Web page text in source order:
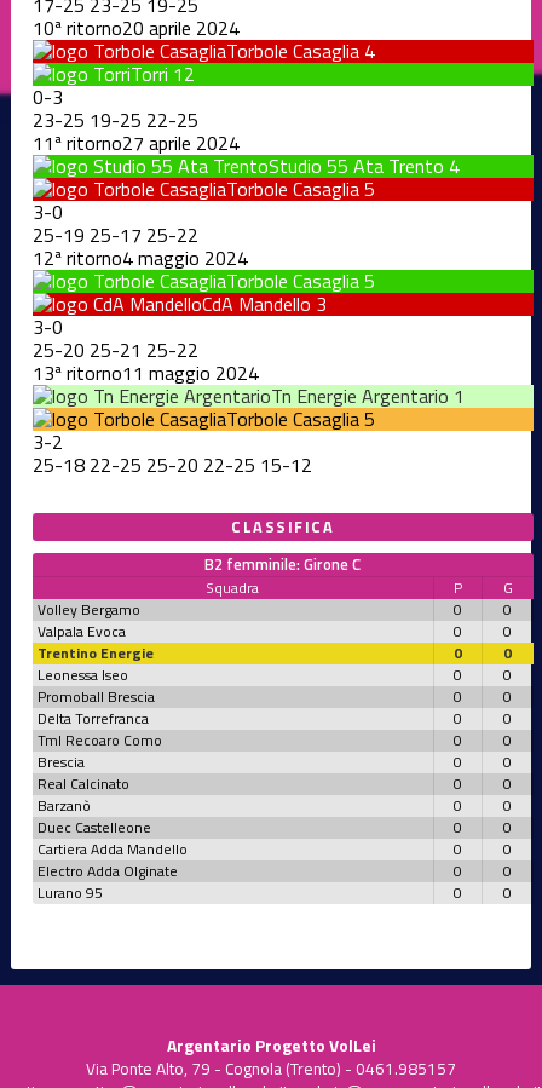
10ª ritorno20 aprile 2024
Torbole Casaglia 4
Torri 12
0-3
23-25 19-25 22-25
11ª ritorno27 aprile 2024
Studio 55 Ata Trento 4
Torbole Casaglia5
3-0
25-19 25-17 25-22
12ª ritorno4 maggio 2024
Torbole Casaglia5
CdA Mandello 3
3-0
25-20 25-21 25-22
13ª ritorno11 maggio 2024
Tn Energie Argentario 1
Torbole Casaglia5
3-2
25-18 22-25 25-20 22-25 15-12
CLASSIFICA
B2 femminile: Girone C
Squadra P
G
Volley Bergamo
0
0
Valpala Evoca
0
0
Trentino Energie
0
0
Leonessa Iseo
0
0
Promoball Brescia
0
0
Delta Torrefranca
0
0
Tml Recoaro Como
0
0
Brescia
0
0
Real Calcinato
0
0
Barzanò
0
0
Duec Castelleone
0
0
Cartiera Adda Mandello
0
0
Electro Adda Olginate
0
0
Lurano 95
0 0
Argentario Progetto VolLei
Via Ponte Alto, 79 - Cognola (Trento) - 0461.985157